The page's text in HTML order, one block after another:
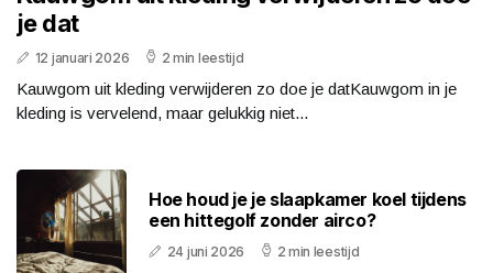
je dat
12 januari 2026 2 min leestijd
Kauwgom uit kleding verwijderen zo doe je datKauwgom in je
kleding is vervelend, maar gelukkig niet...
Hoe houd je je slaapkamer koel tijdens
een hittegolf zonder airco?
24 juni 2026 2 min leestijd